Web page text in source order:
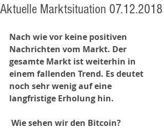
Aktuelle Marktsituation 07.12.2018
Nach wie vor keine positiven
Nachrichten vom Markt. Der
gesamte Markt ist weiterhin in
einem fallenden Trend. Es deutet
noch sehr wenig auf eine
langfristige Erholung hin.
Wie sehen wir den Bitcoin?